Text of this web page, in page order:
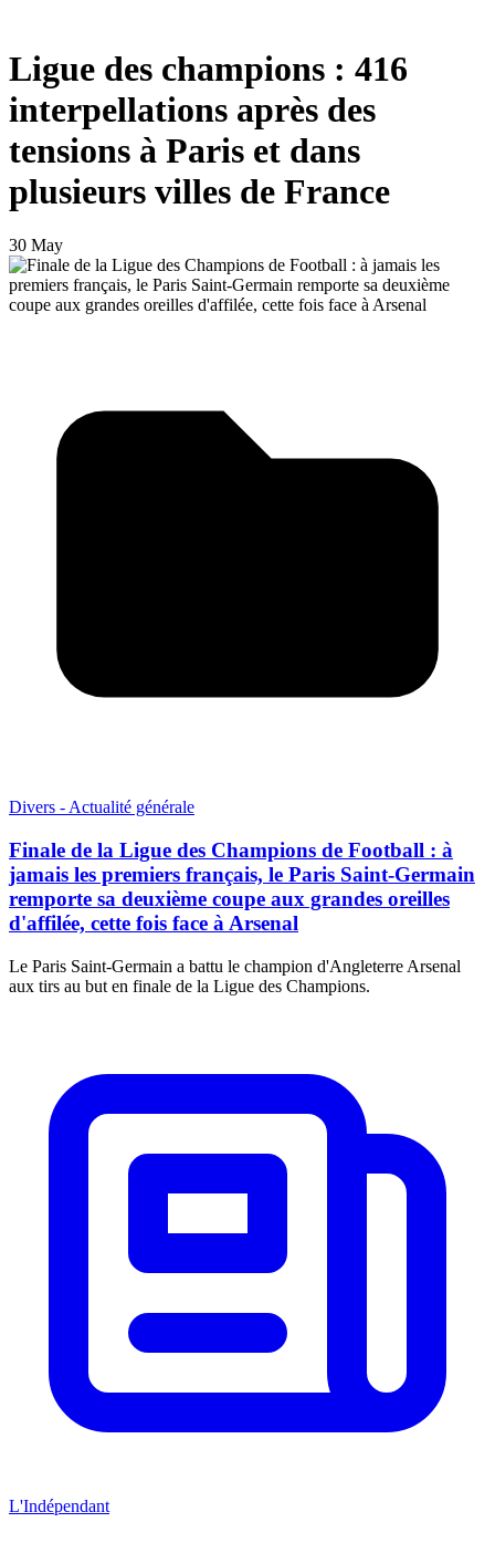
Ligue des champions : 416
interpellations après des
tensions à Paris et dans
plusieurs villes de France
30 May
Divers - Actualité générale
Finale de la Ligue des Champions de Football : à
jamais les premiers français, le Paris Saint-Germain
remporte sa deuxième coupe aux grandes oreilles
d'affilée, cette fois face à Arsenal
Le Paris Saint-Germain a battu le champion d'Angleterre Arsenal
aux tirs au but en finale de la Ligue des Champions.
L'Indépendant